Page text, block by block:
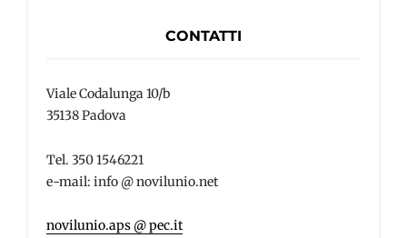
CONTATTI
Viale Codalunga 10/b
35138 Padova
Tel. 350 1546221
e-mail: info @ novilunio.net
novilunio.aps @ pec.it